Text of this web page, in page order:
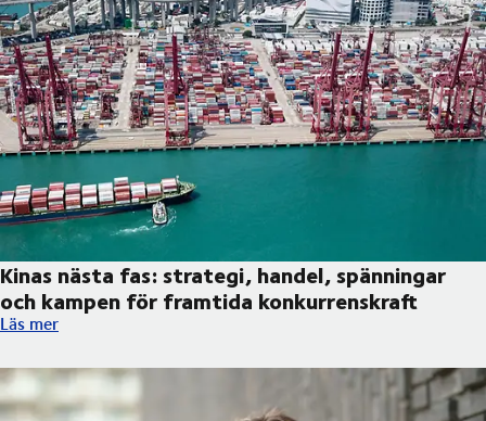
Kinas nästa fas: strategi, handel, spänningar
och kampen för framtida konkurrenskraft
Kinas nästa fas: strategi, handel, spänningar och kampen för
Läs mer